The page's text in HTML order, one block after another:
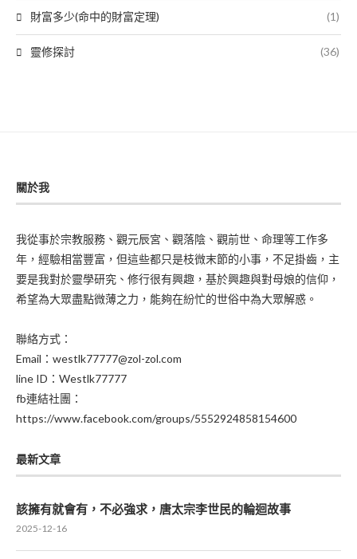
財富多少(命中的財富定理) (1)
靈修探討 (36)
關於我
我從事於宗教服務、觀元辰宮、觀落陰、觀前世、命理等工作多
年，經驗相當豐富，但這些都只是枝微末節的小事，不足掛齒，主
要是我對於靈學研究、修行很有興趣，基於興趣與對母娘的信仰，
希望為大眾盡點微薄之力，能夠在紛忙的世俗中為大眾解惑。
聯絡方式：
Email：westlk77777@zol-zol.com
line ID：Westlk77777
fb連結社團：
https://www.facebook.com/groups/5552924858154600
最新文章
該擁有就會有，不必強求，唐太宗李世民的輪迴故事
2025-12-16